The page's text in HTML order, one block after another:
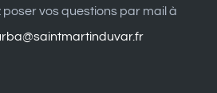
poser vos questions par mail à